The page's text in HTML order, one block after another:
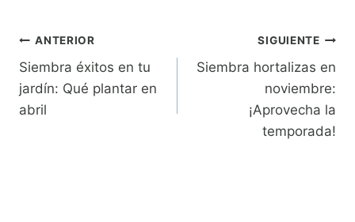
Navegación
de
entradas
ANTERIOR
Siembra éxitos en tu
jardín: Qué plantar en
abril
SIGUIENTE
Siembra hortalizas en
noviembre:
¡Aprovecha la
temporada!